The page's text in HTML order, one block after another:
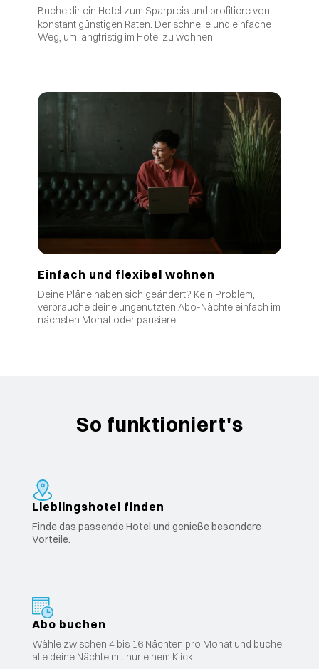
Buche dir ein Hotel zum Sparpreis und profitiere von
konstant günstigen Raten Der schnelle und einfache
Weg, um langfristig im Hotel zu wohnen.
Einfach und flexibel wohnen
Deine Pläne haben sich geändert? Kein Problem,
verbrauche deine ungenutzten Abo-Nächte einfach im
nächsten Monat oder pausiere.
So funktioniert's
Lieblingshotel finden
Finde das passende Hotel und genieße besondere
Vorteile.
Abo buchen
Wähle zwischen 4 bis 16 Nächten pro Monat und buche
alle deine Nächte mit nur einem Klick.